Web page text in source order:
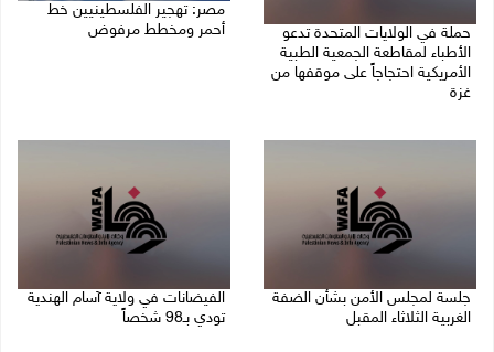
حملة في الولايات المتحدة تدعو
الأطباء لمقاطعة الجمعية الطبية
الأمريكية احتجاجاً على موقفها من
غزة
مصر: تهجير الفلسطينيين خط
أحمر ومخطط مرفوض
جلسة لمجلس الأمن بشأن الضفة
الغربية الثلاثاء المقبل
الفيضانات في ولاية آسام الهندية
تودي بـ98 شخصاً